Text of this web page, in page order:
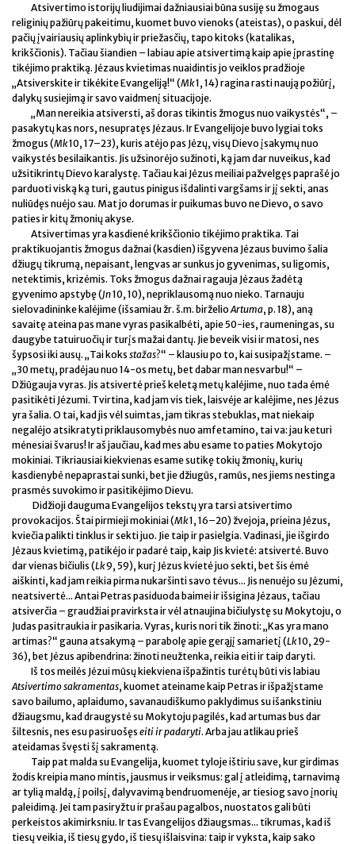
Atsivertimo istorijų liudijimai dažniausiai būna susiję su žmogaus
religinių pažiūrų pakeitimu, kuomet buvo vienoks (ateistas), o paskui, dėl
pačių įvairiausių aplinkybių ir priežasčių, tapo kitoks (katalikas,
krikščionis). Tačiau šiandien – labiau apie atsivertimą kaip apie įprastinę
tikėjimo praktiką. Jėzaus kvietimas nuaidintis jo veiklos pradžioje
„Atsiverskite ir tikėkite Evangeliją!“ (Mk1, 14) ragina rasti naują požiūrį,
dalykų susiejimą ir savo vaidmenį situacijoje.
„Man nereikia atsiversti, aš doras tikintis žmogus nuo vaikystės“, –
pasakytų kas nors, nesupratęs Jėzaus. Ir Evangelijoje buvo lygiai toks
žmogus (Mk10, 17–23), kuris atėjo pas Jėzų, visų Dievo įsakymų nuo
vaikystės besilaikantis. Jis užsinorėjo sužinoti, ką jam dar nuveikus, kad
užsitikrintų Dievo karalystę. Tačiau kai Jėzus meiliai pažvelgęs paprašė jo
parduoti viską ką turi, gautus pinigus išdalinti vargšams ir jį sekti, anas
nuliūdęs nuėjo sau. Mat jo dorumas ir puikumas buvo ne Dievo, o savo
paties ir kitų žmonių akyse.
Atsivertimas yra kasdienė krikščionio tikėjimo praktika. Tai
praktikuojantis žmogus dažnai (kasdien) išgyvena Jėzaus buvimo šalia
džiugų tikrumą, nepaisant, lengvas ar sunkus jo gyvenimas, su ligomis,
netektimis, krizėmis. Toks žmogus dažnai ragauja Jėzaus žadėtą
gyvenimo apstybę (Jn10, 10), nepriklausomą nuo nieko. Tarnauju
sielovadininke kalėjime (išsamiau žr. š.m. birželio Artuma, p. 18), aną
savaitę ateina pas mane vyras pasikalbėti, apie 50-ies, raumeningas, su
daugybe tatuiruočių ir turįs mažai dantų. Jie beveik visi ir matosi, nes
šypsosi iki ausų. „Tai koks stažas?“ – klausiu po to, kai susipažįstame. –
„30 metų, pradėjau nuo 14-os metų, bet dabar man nesvarbu!“ –
Džiūgauja vyras. Jis atsivertė prieš keletą metų kalėjime, nuo tada ėmė
pasitikėti Jėzumi. Tvirtina, kad jam vis tiek, laisvėje ar kalėjime, nes Jėzus
yra šalia. O tai, kad jis vėl suimtas, jam tikras stebuklas, mat niekaip
negalėjo atsikratyti priklausomybės nuo amfetamino, tai va: jau keturi
mėnesiai švarus! Ir aš jaučiau, kad mes abu esame to paties Mokytojo
mokiniai. Tikriausiai kiekvienas esame sutikę tokių žmonių, kurių
kasdienybė nepaprastai sunki, bet jie džiugūs, ramūs, nes jiems nestinga
prasmės suvokimo ir pasitikėjimo Dievu.
Didžioji dauguma Evangelijos tekstų yra tarsi atsivertimo
provokacijos. Štai pirmieji mokiniai (Mk1, 16–20) žvejoja, prieina Jėzus,
kviečia palikti tinklus ir sekti juo. Jie taip ir pasielgia. Vadinasi, jie išgirdo
Jėzaus kvietimą, patikėjo ir padarė taip, kaip Jis kvietė: atsivertė. Buvo
dar vienas bičiulis (Lk9, 59), kurį Jėzus kvietė juo sekti, bet šis ėmė
aiškinti, kad jam reikia pirma nukaršinti savo tėvus... Jis nenuėjo su Jėzumi,
neatsivertė... Antai Petras pasiduoda baimei ir išsigina Jėzaus, tačiau
atsiverčia – graudžiai pravirksta ir vėl atnaujina bičiulystę su Mokytoju, o
Judas pasitraukia ir pasikaria. Vyras, kuris nori tik žinoti: „Kas yra mano
artimas?“ gauna atsakymą – parabolę apie gerąjį samarietį (Lk10, 29-
36), bet Jėzus apibendrina: žinoti neužtenka, reikia eiti ir taip daryti.
Iš tos meilės Jėzui mūsų kiekviena išpažintis turėtų būti vis labiau
Atsivertimo sakramentas, kuomet ateiname kaip Petras ir išpažįstame
savo bailumo, aplaidumo, savanaudiškumo paklydimus su išankstiniu
džiaugsmu, kad draugystė su Mokytoju pagilės, kad artumas bus dar
šiltesnis, nes esu pasiruošęs eiti ir padaryti. Arba jau atlikau prieš
ateidamas švęsti šį sakramentą.
Taip pat malda su Evangelija, kuomet tyloje ištiriu save, kur girdimas
žodis kreipia mano mintis, jausmus ir veiksmus: gal į atleidimą, tarnavimą
ar tylią maldą, į poilsį, dalyvavimą bendruomenėje, ar tiesiog savo įnorių
paleidimą. Jei tam pasiryžtu ir prašau pagalbos, nuostatos gali būti
perkeistos akimirksniu. Ir tas Evangelijos džiaugsmas... tikrumas, kad iš
tiesų veikia, iš tiesų gydo, iš tiesų išlaisvina: taip ir vyksta, kaip sako